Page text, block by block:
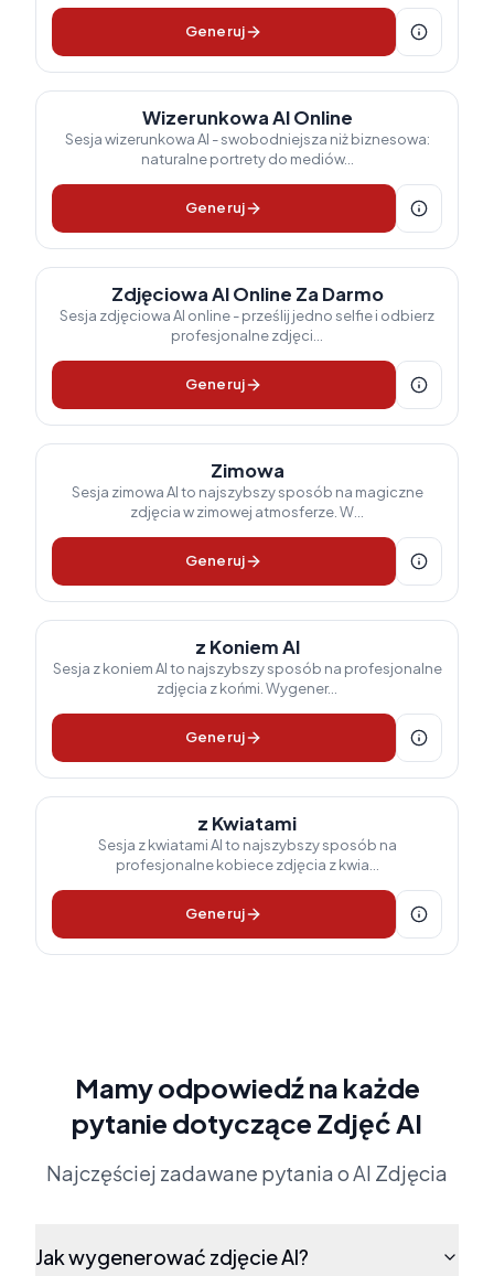
Generuj
Wizerunkowa AI Online
Sesja wizerunkowa AI - swobodniejsza niż biznesowa:
naturalne portrety do mediów...
Generuj
Zdjęciowa AI Online Za Darmo
Sesja zdjęciowa AI online - prześlij jedno selfie i odbierz
profesjonalne zdjęci...
Generuj
Zimowa
Sesja zimowa AI to najszybszy sposób na magiczne
zdjęcia w zimowej atmosferze. W...
Generuj
z Koniem AI
Sesja z koniem AI to najszybszy sposób na profesjonalne
zdjęcia z końmi. Wygener...
Generuj
z Kwiatami
Sesja z kwiatami AI to najszybszy sposób na
profesjonalne kobiece zdjęcia z kwia...
Generuj
Mamy odpowiedź na każde
pytanie dotyczące Zdjęć AI
Najczęściej zadawane pytania o AI Zdjęcia
Jak wygenerować zdjęcie AI?